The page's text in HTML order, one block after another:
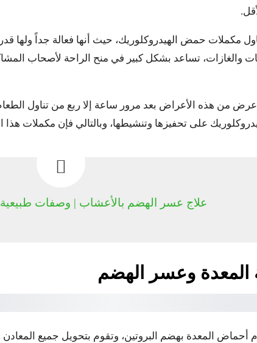
مكملات حمض الهيدروكلوريك، حيث أنها فعالة جداً ولها
والغازات، تساعد بشكل كبير في منح الراحة لأصحاب
من هذه الأعراض بعد مرور ساعة إلا ربع من تناول
على تحفيزها وتنشيطها، وبالتالي فإن مكملات
علاج عسر الهضم بالأعشاب | وصفات
المعدة وعسر الهضم
أحماض المعدة بهضم البروتين، وتقوم بتحويل جميع